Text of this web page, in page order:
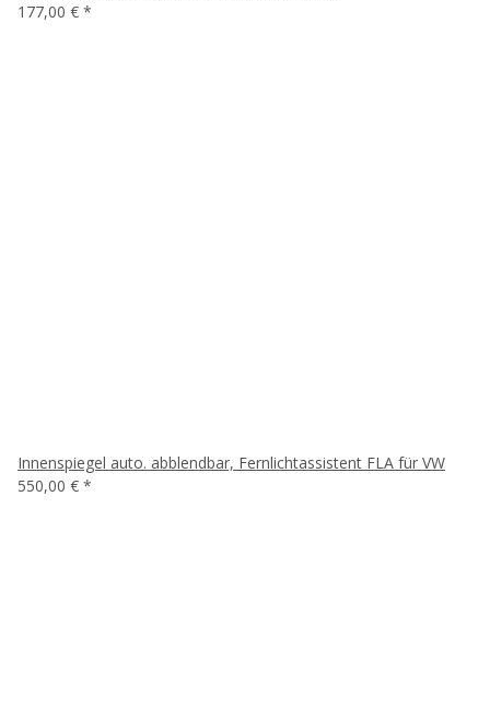
177,00 € *
Innenspiegel auto. abblendbar, Fernlichtassistent FLA für VW
550,00 € *